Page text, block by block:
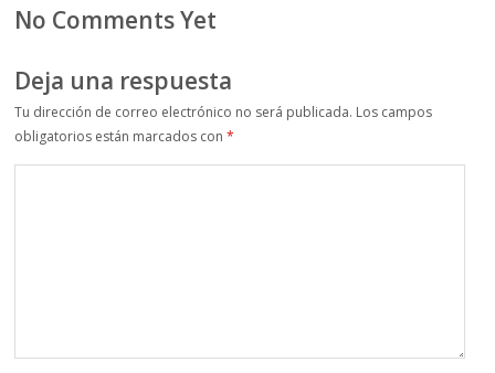
No Comments Yet
Deja una respuesta
Tu dirección de correo electrónico no será publicada. Los campos
obligatorios están marcados con*